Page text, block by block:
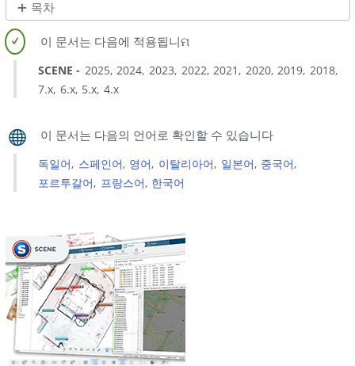
로
저
장
목차
SCENE 2025 2024 2023 2022 2021 2020 2019 2018
7.x 6.x 5.x 4.x
독일어 스페인어 영어 이탈리아어 일본어 중국어
포르투갈어 프랑스어 한국어